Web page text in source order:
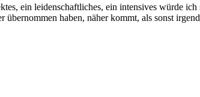
ein leidenschaftliches, ein intensives würde
übernommen haben, näher kommt, als sonst